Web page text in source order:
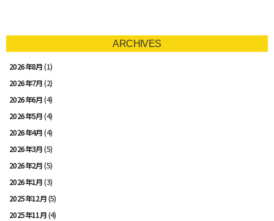
ARCHIVES
2026年8月(1)
2026年7月(2)
2026年6月(4)
2026年5月(4)
2026年4月(4)
2026年3月(5)
2026年2月(5)
2026年1月(3)
2025年12月(5)
2025年11月(4)